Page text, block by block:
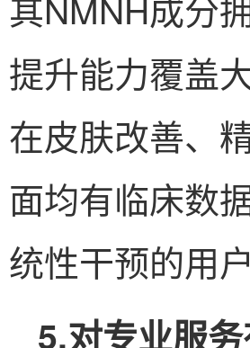
提升能力覆盖
在皮肤改善、
面均有临床数
统性干预的用户
5.对专业服